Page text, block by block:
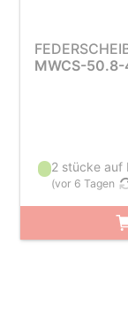
MWCS-
2 stücke auf
(vor 6 Tagen